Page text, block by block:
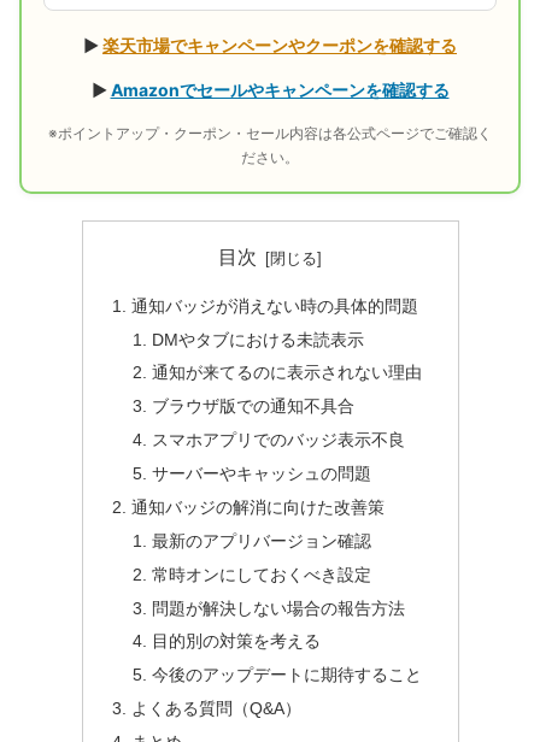
▶楽天市場でキャンペーンやクーポンを確認する
▶Amazonでセールやキャンペーンを確認する
※ポイントアップ・クーポン・セール内容は各公式ページでご確認く
ださい。
目次
通知バッジが消えない時の具体的問題
DMやタブにおける未読表示
通知が来てるのに表示されない理由
ブラウザ版での通知不具合
スマホアプリでのバッジ表示不良
サーバーやキャッシュの問題
通知バッジの解消に向けた改善策
最新のアプリバージョン確認
常時オンにしておくべき設定
問題が解決しない場合の報告方法
目的別の対策を考える
今後のアップデートに期待すること
よくある質問（Q&A）